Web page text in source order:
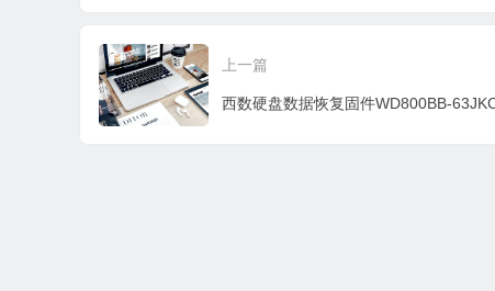
M9HS08897-000600B
W
上一篇